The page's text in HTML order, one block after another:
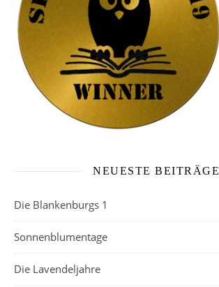
NEUESTE BEITRÄGE
Die Blankenburgs 1
Sonnenblumentage
Die Lavendeljahre